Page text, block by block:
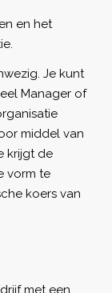
en het
Je kunt
Manager of
middel van
krijgt de
vorm te
koers van
met een